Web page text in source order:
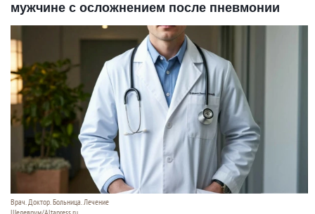
мужчине с осложнением после пневмонии
Врач. Доктор. Больница. Лечение